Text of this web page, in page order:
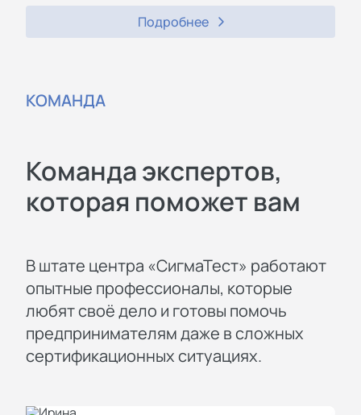
Подробнее
КОМАНДА
Команда экспертов,
которая поможет вам
В штате центра «СигмаТест» работают
опытные профессионалы, которые
любят своё дело и готовы помочь
предпринимателям даже в сложных
сертификационных ситуациях.